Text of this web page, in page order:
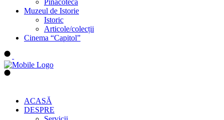
Muzeul de Istorie
Istoric
Articole/colecții
Cinema “Capitol”
ACASĂ
DESPRE